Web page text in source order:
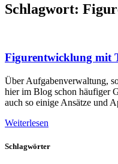
Schlagwort:
Figurentwicklung mit
Über Aufgabenverwaltung,
hier im Blog schon häufiger
auch so einige Ansätze und
Weiterlesen
Schlagwörter